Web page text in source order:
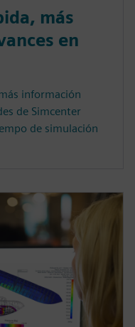
más
en
información
de Simcenter
de simulación